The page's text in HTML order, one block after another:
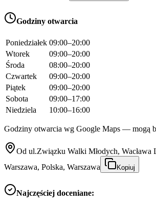
Godziny otwarcia
Poniedziałek 09:00–20:00
Wtorek
09:00–20:00
Środa
08:00–20:00
Czwartek
09:00–20:00
Piątek
09:00–20:00
Sobota
09:00–17:00
Niedziela
10:00–16:00
Godziny otwarcia wg Google Maps — mogą
Od ul.Związku Walki Młodych, Wacława
Warszawa, Polska, Warszawa
Kopiuj
Najczęściej doceniane: